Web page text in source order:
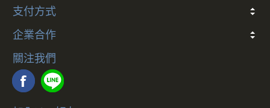
折價券說明
COCO幣說明
發票
會員卡別與權益說明
退款說明
防詐騙提醒
訂閱制服務及解約政策
支付方式
多元支付方式說明
企業合作
合作說明
關注我們